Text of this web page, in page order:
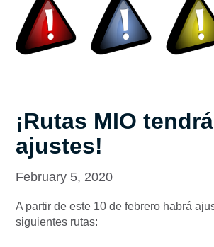
¡Rutas MIO
ajustes!
February 5, 2020
A partir de este 10 de febrero habrá
siguientes rutas: